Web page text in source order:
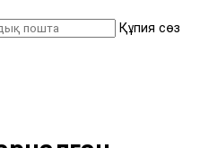
Құпия сөз